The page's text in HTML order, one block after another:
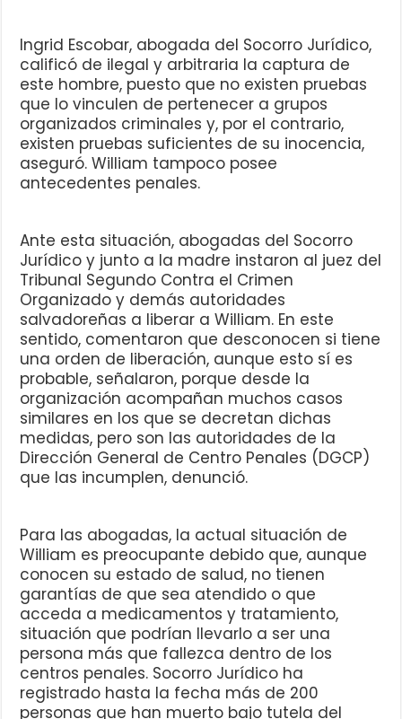
Ingrid Escobar, abogada del Socorro Jurídico,
calificó de ilegal y arbitraria la captura de
este hombre, puesto que no existen pruebas
que lo vinculen de pertenecer a grupos
organizados criminales y, por el contrario,
existen pruebas suficientes de su inocencia,
aseguró. William tampoco posee
antecedentes penales.
Ante esta situación, abogadas del Socorro
Jurídico y junto a la madre instaron al juez del
Tribunal Segundo Contra el Crimen
Organizado y demás autoridades
salvadoreñas a liberar a William. En este
sentido, comentaron que desconocen si tiene
una orden de liberación, aunque esto sí es
probable, señalaron, porque desde la
organización acompañan muchos casos
similares en los que se decretan dichas
medidas, pero son las autoridades de la
Dirección General de Centro Penales (DGCP)
que las incumplen, denunció.
Para las abogadas, la actual situación de
William es preocupante debido que, aunque
conocen su estado de salud, no tienen
garantías de que sea atendido o que
acceda a medicamentos y tratamiento,
situación que podrían llevarlo a ser una
persona más que fallezca dentro de los
centros penales. Socorro Jurídico ha
registrado hasta la fecha más de 200
personas que han muerto bajo tutela del